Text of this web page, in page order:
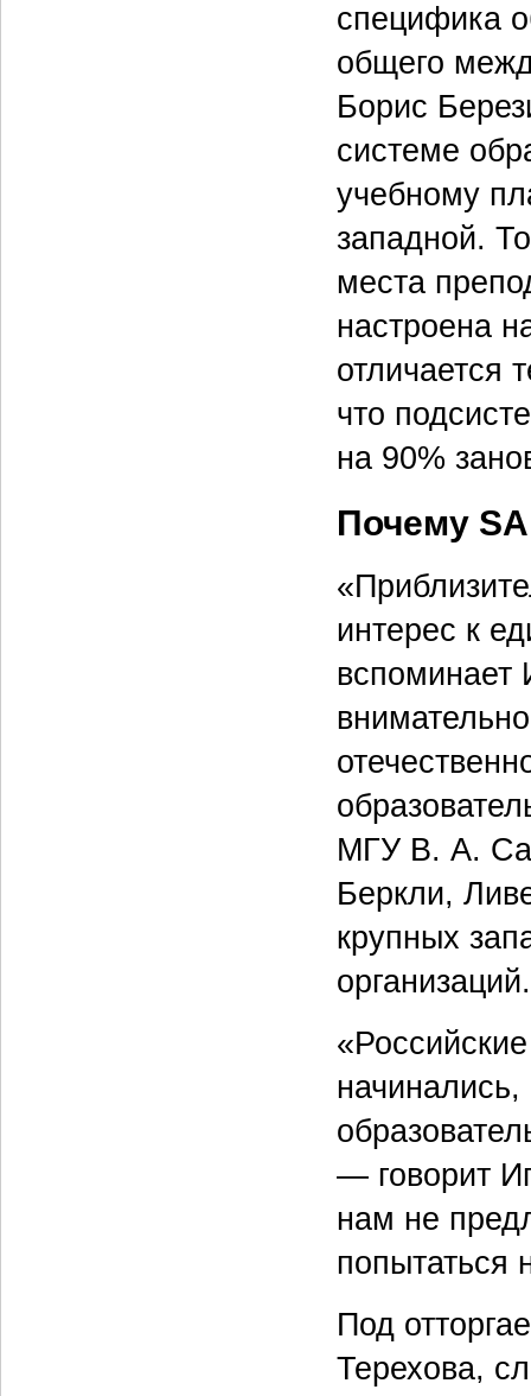
специфика
общего
Борис
системе
учебному
западной.
места
настроена
отличается
что
на 90%
Почему
интерес к
вспоминает
МГУ В. А.
Беркли,
крупных
организаций.
начинались,
— говорит
нам не
попытаться
Под
Терехова,